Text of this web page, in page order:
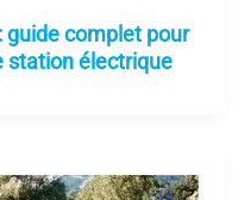
guide complet pour
station électrique